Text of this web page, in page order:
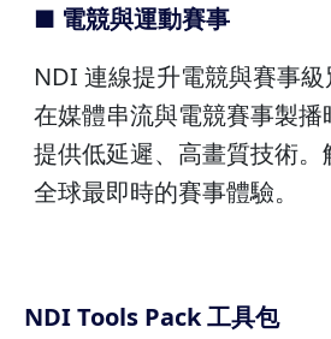
■ 電競與運動賽事
NDI 連線提升電競與賽事級
在媒體串流與電競賽事製播
提供低延遲、高畫質技術。
全球最即時的賽事體驗。
NDI Tools Pack 工具包